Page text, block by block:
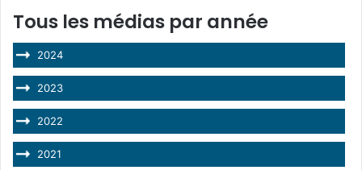
Tous les médias par année
2024
2023
2022
2021